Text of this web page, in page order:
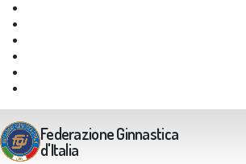
Federazione Ginnastica
d'Italia